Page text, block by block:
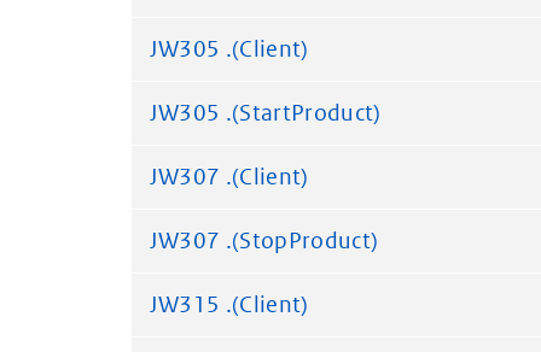
JW305 .(Client)
JW305 .(StartProduct)
JW307 .(Client)
JW307 .(StopProduct)
JW315 .(Client)